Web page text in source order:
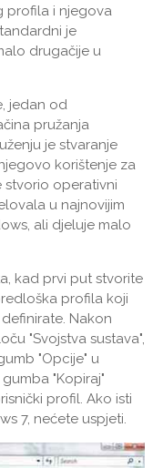
profila i njegova
je
drugačije u
jedan od
pružanja
je stvaranje
korištenje za
stvorio operativni
u najnovijim
ali djeluje malo
kad prvi put stvorite
profila koji
Nakon
"Svojstva sustava",
"Opcije" u
"Kopiraj"
profil. Ako isti
7, nećete uspjeti.